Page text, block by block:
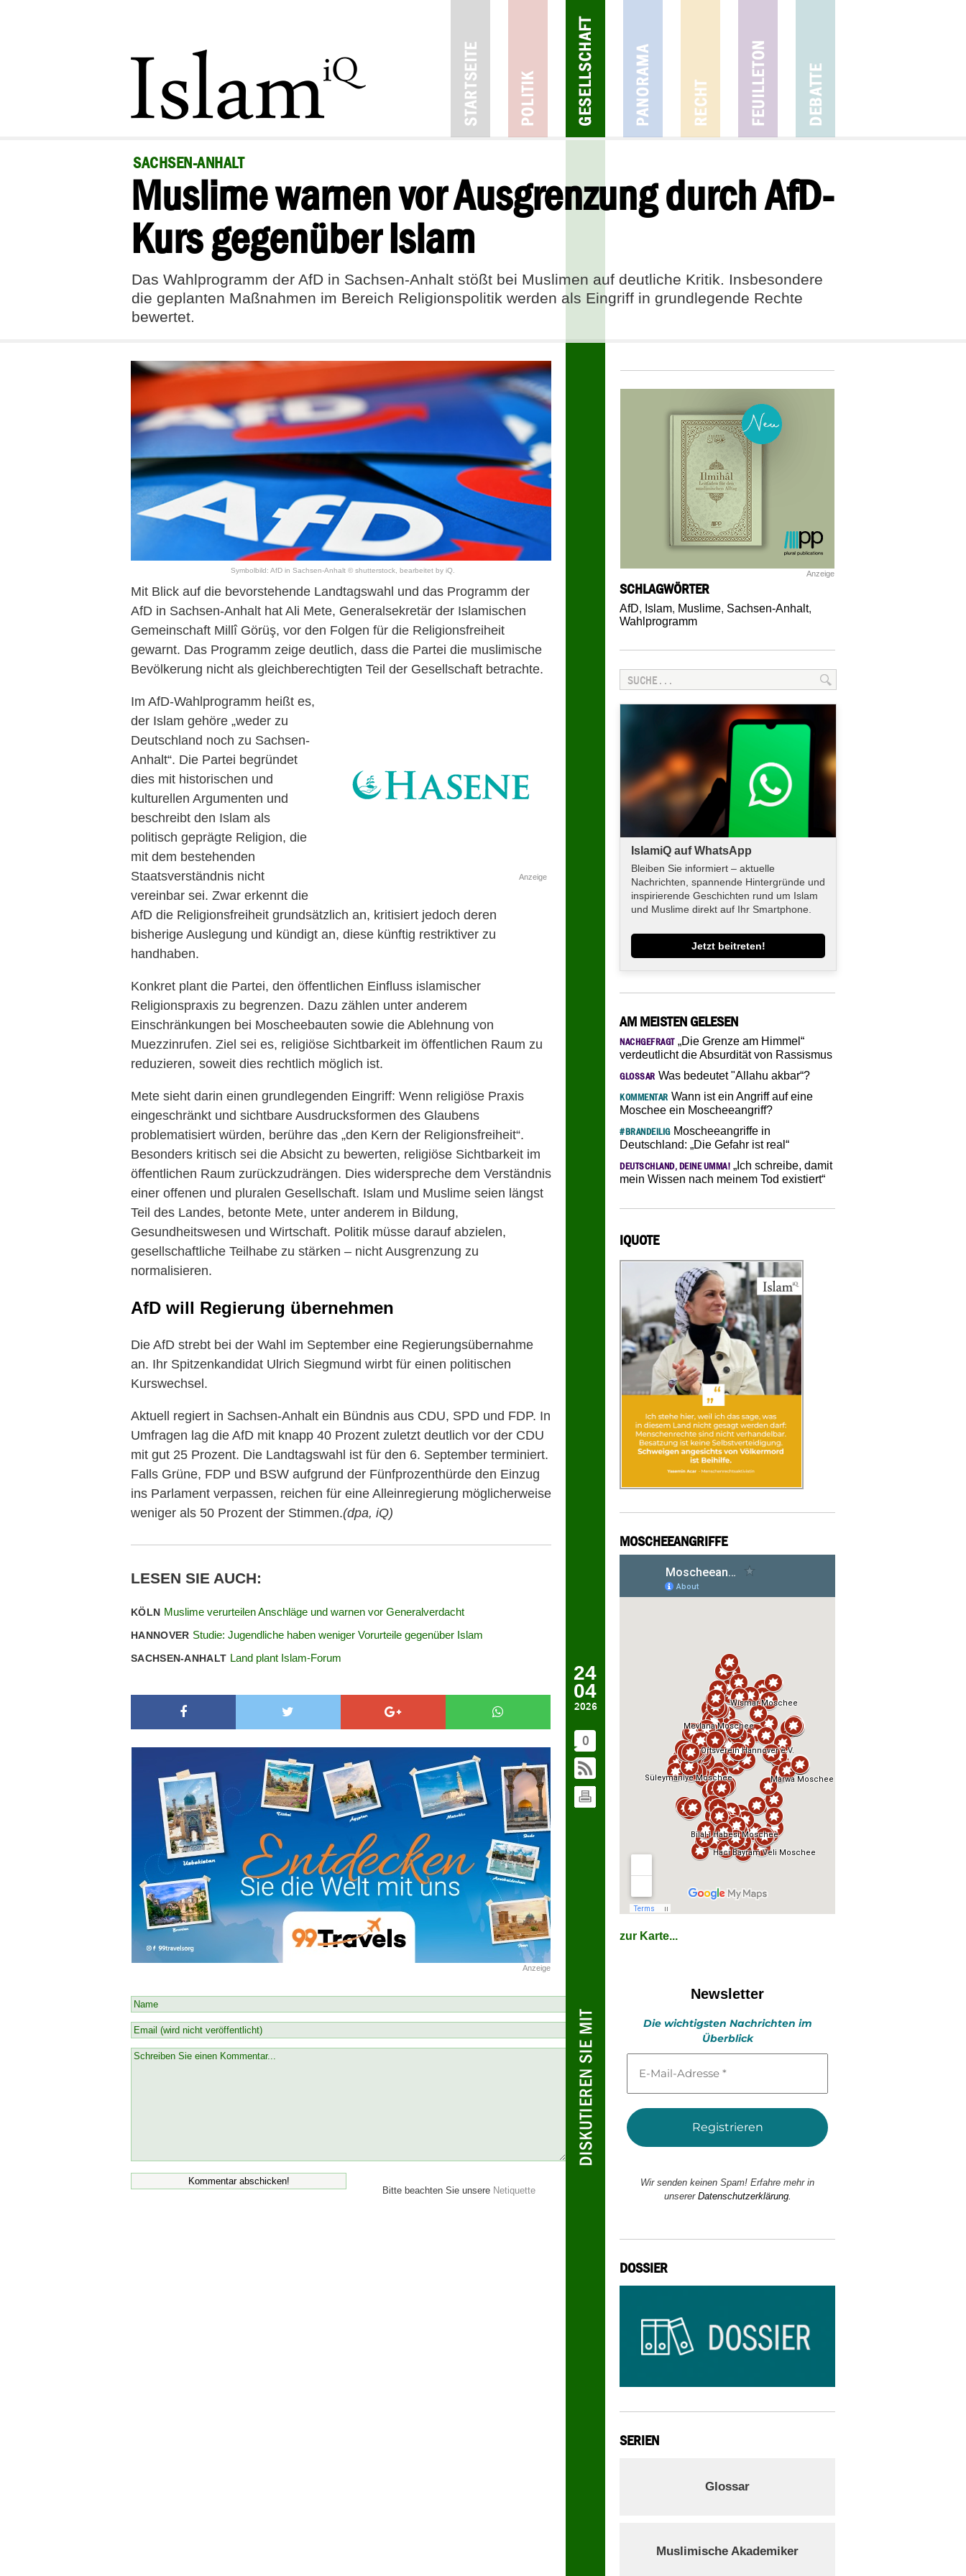
SACHSEN-ANHALT
Muslime warnen vor Ausgrenzung durch AfD-
Kurs gegenüber Islam
Das Wahlprogramm der AfD in Sachsen-Anhalt stößt bei Muslimen auf deutliche Kritik. Insbesondere
die geplanten Maßnahmen im Bereich Religionspolitik werden als Eingriff in grundlegende Rechte
bewertet.
24
04
2026
0
Symbolbild: AfD in Sachsen-Anhalt © shutterstock, bearbeitet by iQ.
Mit Blick auf die bevorstehende Landtagswahl und das Programm der
AfD in Sachsen-Anhalt hat Ali Mete, Generalsekretär der Islamischen
Gemeinschaft Millî Görüş, vor den Folgen für die Religionsfreiheit
gewarnt. Das Programm zeige deutlich, dass die Partei die muslimische
Bevölkerung nicht als gleichberechtigten Teil der Gesellschaft betrachte.
Anzeige
Im AfD-Wahlprogramm heißt es,
der Islam gehöre „weder zu
Deutschland noch zu Sachsen-
Anhalt“. Die Partei begründet
dies mit historischen und
kulturellen Argumenten und
beschreibt den Islam als
politisch geprägte Religion, die
mit dem bestehenden
Staatsverständnis nicht
vereinbar sei. Zwar erkennt die
AfD die Religionsfreiheit grundsätzlich an, kritisiert jedoch deren
bisherige Auslegung und kündigt an, diese künftig restriktiver zu
handhaben.
Konkret plant die Partei, den öffentlichen Einfluss islamischer
Religionspraxis zu begrenzen. Dazu zählen unter anderem
Einschränkungen bei Moscheebauten sowie die Ablehnung von
Muezzinrufen. Ziel sei es, religiöse Sichtbarkeit im öffentlichen Raum zu
reduzieren, soweit dies rechtlich möglich ist.
Mete sieht darin einen grundlegenden Eingriff: Wenn religiöse Praxis
eingeschränkt und sichtbare Ausdrucksformen des Glaubens
problematisiert würden, berühre das „den Kern der Religionsfreiheit“.
Besonders kritisch sei die Absicht zu bewerten, religiöse Sichtbarkeit im
öffentlichen Raum zurückzudrängen. Dies widerspreche dem Verständnis
einer offenen und pluralen Gesellschaft. Islam und Muslime seien längst
Teil des Landes, betonte Mete, unter anderem in Bildung,
Gesundheitswesen und Wirtschaft. Politik müsse darauf abzielen,
gesellschaftliche Teilhabe zu stärken – nicht Ausgrenzung zu
normalisieren.
AfD will Regierung übernehmen
Die AfD strebt bei der Wahl im September eine Regierungsübernahme
an. Ihr Spitzenkandidat Ulrich Siegmund wirbt für einen politischen
Kurswechsel.
Aktuell regiert in Sachsen-Anhalt ein Bündnis aus CDU, SPD und FDP. In
Umfragen lag die AfD mit knapp 40 Prozent zuletzt deutlich vor der CDU
mit gut 25 Prozent. Die Landtagswahl ist für den 6. September terminiert.
Falls Grüne, FDP und BSW aufgrund der Fünfprozenthürde den Einzug
ins Parlament verpassen, reichen für eine Alleinregierung möglicherweise
weniger als 50 Prozent der Stimmen.(dpa, iQ)
LESEN SIE AUCH:
KÖLN Muslime verurteilen Anschläge und warnen vor Generalverdacht
HANNOVER Studie: Jugendliche haben weniger Vorurteile gegenüber Islam
SACHSEN-ANHALT Land plant Islam-Forum
Anzeige
Bitte beachten Sie unsere Netiquette
Anzeige
SCHLAGWÖRTER
AfD, Islam, Muslime, Sachsen-Anhalt,
Wahlprogramm
IslamiQ auf WhatsApp
Bleiben Sie informiert – aktuelle
Nachrichten, spannende Hintergründe und
inspirierende Geschichten rund um Islam
und Muslime direkt auf Ihr Smartphone.
Jetzt beitreten!
AM MEISTEN GELESEN
NACHGEFRAGT„Die Grenze am Himmel“
verdeutlicht die Absurdität von Rassismus
GLOSSAR Was bedeutet "Allahu akbar“?
KOMMENTAR Wann ist ein Angriff auf eine
Moschee ein Moscheeangriff?
#BRANDEILIGMoscheeangriffe in
Deutschland: „Die Gefahr ist real“
DEUTSCHLAND, DEINE UMMA! „Ich schreibe, damit
mein Wissen nach meinem Tod existiert“
IQUOTE
MOSCHEEANGRIFFE
zur Karte...
Newsletter
Die wichtigsten Nachrichten im
Überblick
Mail-
*
Wir senden keinen Spam! Erfahre mehr in
unserer Datenschutzerklärung.
DOSSIER
SERIEN
Glossar
Muslimische Akademiker